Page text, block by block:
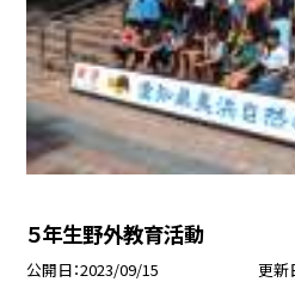
５年生野外教育活動
公開日 2023/09/15 更新